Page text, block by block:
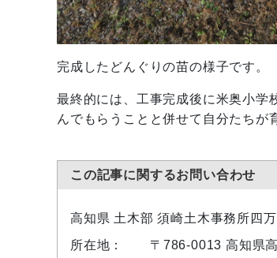
完成したどんぐりの苗の様子です。
最終的には、工事完成後に米奥小学
んでもらうことと併せて自分たち
この記事に関するお問い合わせ
高知県 土木部 須崎土木事務所四
所在地：
〒786-0013 高知県